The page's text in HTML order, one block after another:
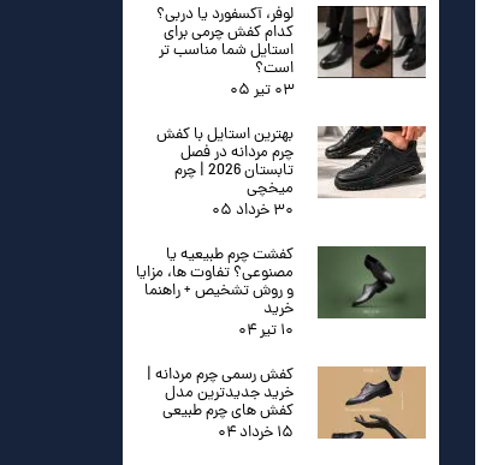
لوفر، آکسفورد یا دربی؟
کدام کفش چرمی برای
استایل شما مناسب تر
است؟
۰۳ تیر ۰۵
بهترین استایل با کفش
چرم مردانه در فصل
تابستان 2026 | چرم
میخچی
۳۰ خرداد ۰۵
کفشت چرم طبیعیه یا
مصنوعی؟ تفاوت ها، مزایا
و روش تشخیص + راهنما
خرید
۱۰ تیر ۰۴
کفش رسمی چرم مردانه |
خرید جدیدترین مدل
کفش های چرم طبیعی
۱۵ خرداد ۰۴